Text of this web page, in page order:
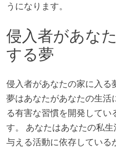
うになります。
侵入者があな
する夢
侵入者があなたの家に入る
夢はあなたがあなたの生活
る有害な習慣を開発してい
す。 あなたはあなたの私
与える活動に依存している